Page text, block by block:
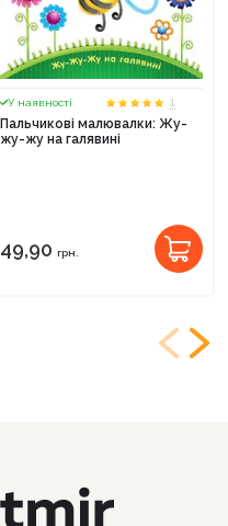
У наявності
1
Пальчикові малювалки: Жу-
жу-жу на галявині
49,90 грн.